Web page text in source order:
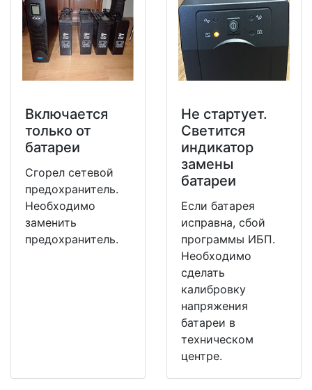
Включается
только от
батареи
Сгорел сетевой
предохранитель.
Необходимо
заменить
предохранитель.
Не стартует.
Светится
индикатор
замены
батареи
Если батарея
исправна, сбой
программы ИБП.
Необходимо
сделать
калибровку
напряжения
батареи в
техническом
центре.